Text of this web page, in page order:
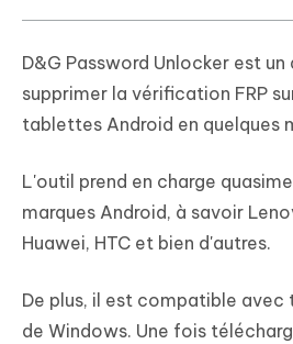
D&G Password Unlocker est un
supprimer la vérification FRP
tablettes Android en quelques
L'outil prend en charge
marques Android, à savoir
Huawei, HTC et bien d'autres.
De plus, il est compatible avec
de Windows. Une fois